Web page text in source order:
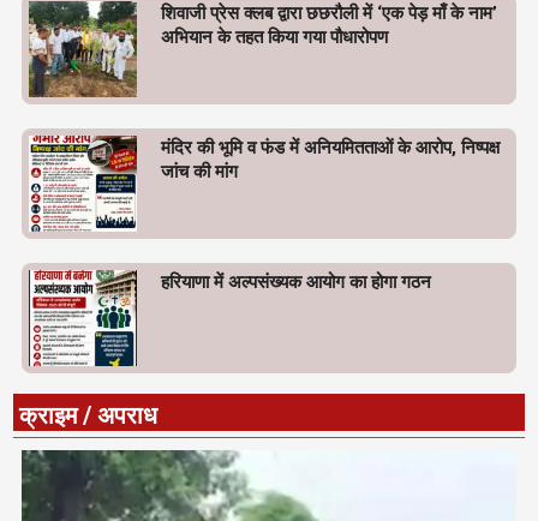
शिवाजी प्रेस क्लब द्वारा छछरौली में ‘एक पेड़ माँ के नाम’
अभियान के तहत किया गया पौधारोपण
मंदिर की भूमि व फंड में अनियमितताओं के आरोप, निष्पक्ष
जांच की मांग
हरियाणा में अल्पसंख्यक आयोग का होगा गठन
क्राइम / अपराध